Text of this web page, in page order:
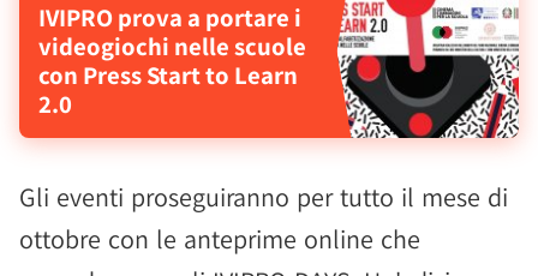
IVIPRO prova a portare i
videogiochi nelle scuole
con Press Start to Learn
2.0
Gli eventi proseguiranno per tutto il mese di
ottobre con le anteprime online che